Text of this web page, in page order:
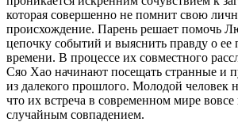
которая совершенно не помнит свою
происхождение. Парень решает помочь
цепочку событий и выяснить правду о
времени. В процессе их совместного
Сяо Хао начинают посещать странные и
из далекого прошлого. Молодой человек
что их встреча в современном мире вовсе
случайным совпадением.